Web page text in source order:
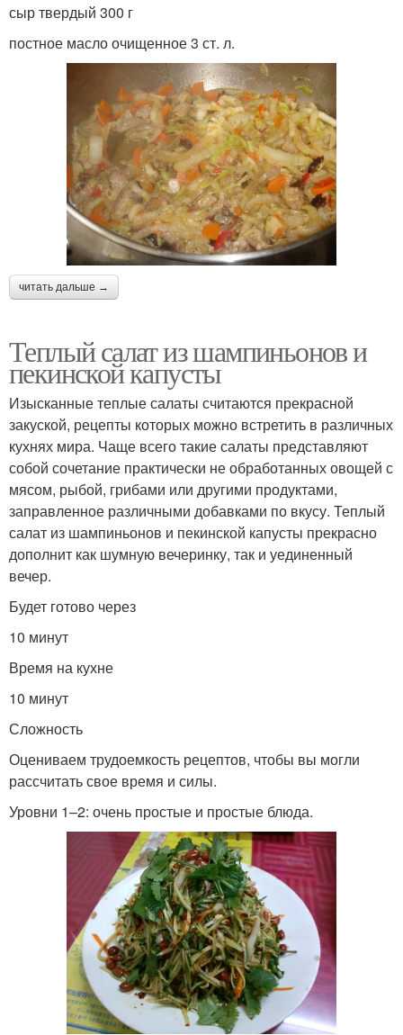
сыр твердый 300 г
постное масло очищенное 3 ст. л.
читать дальше →
Теплый салат из шампиньонов и
пекинской капусты
Изысканные теплые салаты считаются прекрасной
закуской, рецепты которых можно встретить в различных
кухнях мира. Чаще всего такие салаты представляют
собой сочетание практически не обработанных овощей с
мясом, рыбой, грибами или другими продуктами,
заправленное различными добавками по вкусу. Теплый
салат из шампиньонов и пекинской капусты прекрасно
дополнит как шумную вечеринку, так и уединенный
вечер.
Будет готово через
10 минут
Время на кухне
10 минут
Сложность
Оцениваем трудоемкость рецептов, чтобы вы могли
рассчитать свое время и силы.
Уровни 1–2: очень простые и простые блюда.